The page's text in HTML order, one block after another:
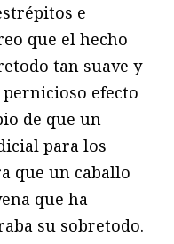
e
que el hecho
tan suave y
efecto
de que un
para los
que un caballo
que ha
su sobretodo.